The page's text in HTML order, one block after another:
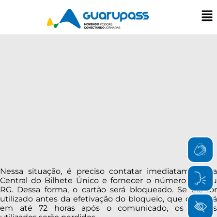
Nessa situação, é preciso contatar imediatamente a
Central do Bilhete Único e fornecer o número do seu
RG. Dessa forma, o cartão será bloqueado. Se ele for
utilizado antes da efetivação do bloqueio, que ocorrerá
em até 72 horas após o comunicado, os valores